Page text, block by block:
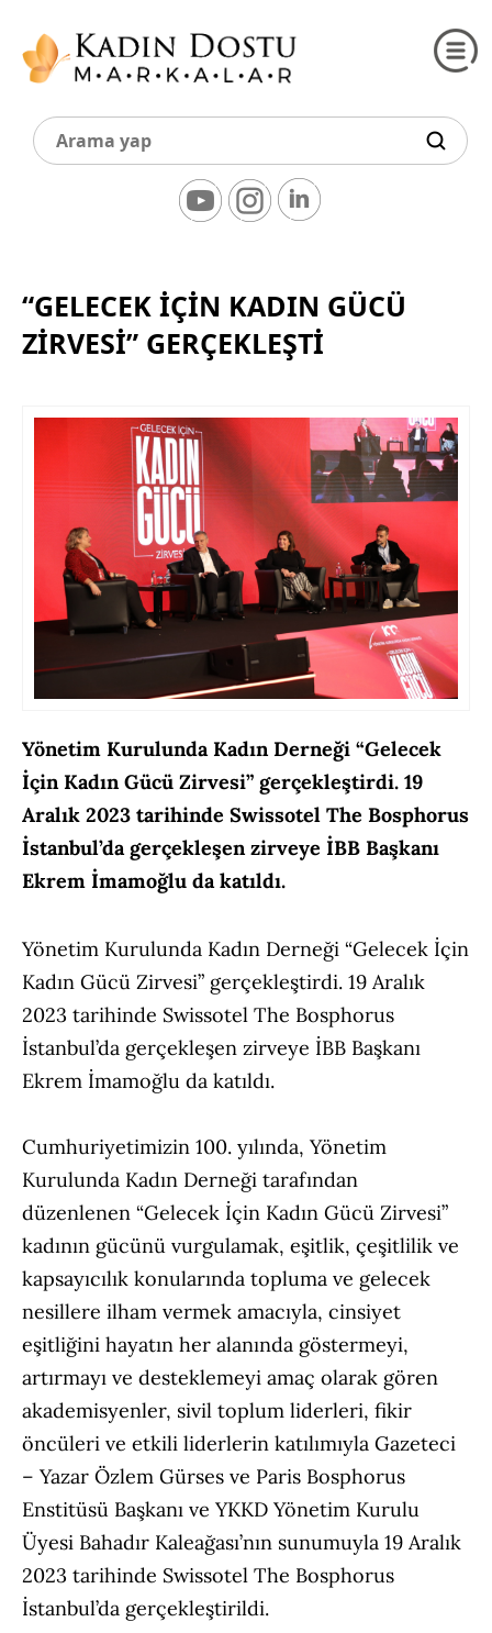
“GELECEK İÇİN KADIN GÜCÜ
ZİRVESİ” GERÇEKLEŞTİ
Yönetim Kurulunda Kadın Derneği “Gelecek
İçin Kadın Gücü Zirvesi” gerçekleştirdi. 19
Aralık 2023 tarihinde Swissotel The Bosphorus
İstanbul’da gerçekleşen zirveye İBB Başkanı
Ekrem İmamoğlu da katıldı.
Yönetim Kurulunda Kadın Derneği “Gelecek İçin
Kadın Gücü Zirvesi” gerçekleştirdi. 19 Aralık
2023 tarihinde Swissotel The Bosphorus
İstanbul’da gerçekleşen zirveye İBB Başkanı
Ekrem İmamoğlu da katıldı.
Cumhuriyetimizin 100. yılında, Yönetim
Kurulunda Kadın Derneği tarafından
düzenlenen “Gelecek İçin Kadın Gücü Zirvesi”
kadının gücünü vurgulamak, eşitlik, çeşitlilik ve
kapsayıcılık konularında topluma ve gelecek
nesillere ilham vermek amacıyla, cinsiyet
eşitliğini hayatın her alanında göstermeyi,
artırmayı ve desteklemeyi amaç olarak gören
akademisyenler, sivil toplum liderleri, fikir
öncüleri ve etkili liderlerin katılımıyla Gazeteci
– Yazar Özlem Gürses ve Paris Bosphorus
Enstitüsü Başkanı ve YKKD Yönetim Kurulu
Üyesi Bahadır Kaleağası’nın sunumuyla 19 Aralık
2023 tarihinde Swissotel The Bosphorus
İstanbul’da gerçekleştirildi.